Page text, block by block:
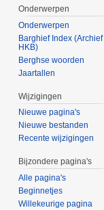
Onderwerpen
Onderwerpen
Barghief Index (Archief
HKB)
Berghse woorden
Jaartallen
Wijzigingen
Nieuwe pagina's
Nieuwe bestanden
Recente wijzigingen
Bijzondere pagina's
Alle pagina's
Beginnetjes
Willekeurige pagina